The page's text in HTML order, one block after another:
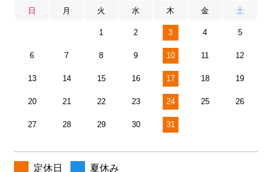
日 月 火 水 木 金 土
1 2 3 4 5
6 7 8 9 10 11 12
13 14 15 16 17 18 19
20 21 22 23 24 25 26
27 28 29 30 31
定休日 夏休み